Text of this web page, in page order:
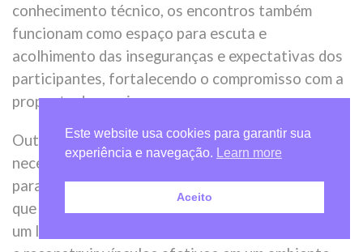
conhecimento técnico, os encontros também
funcionam como espaço para escuta e
acolhimento das inseguranças e expectativas dos
participantes, fortalecendo o compromisso com a
proposta do serviço.
Outro destaque reforçado pela instituição é a
necessidade da ampliação do número de famílias
para atender a permanente demanda do serviço, já
que muitas crianças e adolescentes precisam de
um lar temporário para ressignificar suas histórias
Este website usa cookies para garantir sua
experiência e navegação.
Learn more
Aceito